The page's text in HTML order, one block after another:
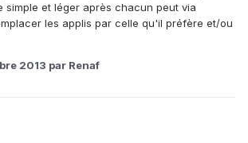
simple et léger après chacun peut via
les applis par celle qu'il préfère et/ou
2013 par Renaf